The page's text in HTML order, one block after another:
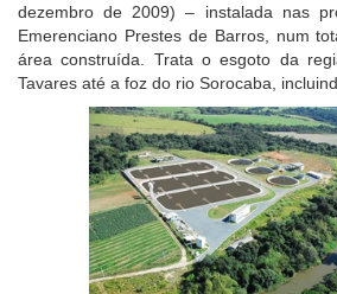
dezembro de 2009) – instalada nas
Emerenciano Prestes de Barros, num
área construída. Trata o esgoto da
Tavares até a foz do rio Sorocaba,